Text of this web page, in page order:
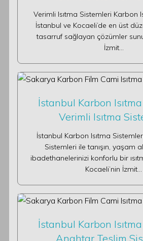
Verimli Isıtma Sistemleri Karbon
İstanbul ve Kocaeli’de en üst
tasarruf sağlayan çözümler
İzmit…
İstanbul Karbon
Verimli Isıtma
İstanbul Karbon Isıtma
Sistemleri ile tanışın, yaşam
ibadethanelerinizi konforlu bir
Kocaeli’nin İzmit…
İstanbul Karbon
Anahtar Teslim